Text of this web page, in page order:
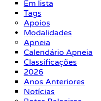
Em lista
Tags
Apoios
Modalidades
Apneia
Calendário Apneia
Classificações
2026
Anos Anteriores
Notícias